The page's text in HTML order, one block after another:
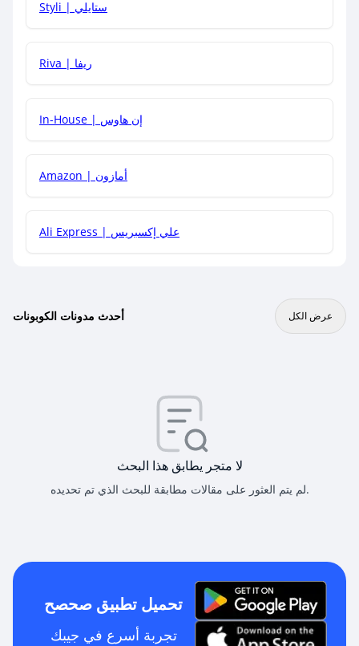
هل يمكنني جمع كود خصم مع العروض الأخرى؟
Styli | ستايلي
Riva | ريفا
In-House | إن هاوس
Amazon | أمازون
Ali Express | علي إكسبريس
أحدث مدونات الكوبونات عرض الكل
لا متجر يطابق هذا البحث
لم يتم العثور على مقالات مطابقة للبحث الذي تم تحديده.
تحميل تطبيق صحصح
تجربة أسرع في جيبك